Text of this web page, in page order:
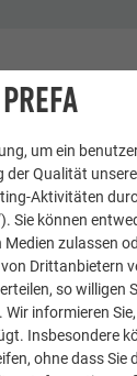
um ein
Qualität
Aktivitäten
Sie können
zulassen
Drittanbietern
so willigen
informieren
Insbesondere
ohne dass Sie